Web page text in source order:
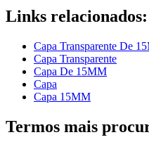
Links relacionados:
Capa Transparente De
Capa Transparente
Capa De 15MM
Capa
Capa 15MM
Termos mais